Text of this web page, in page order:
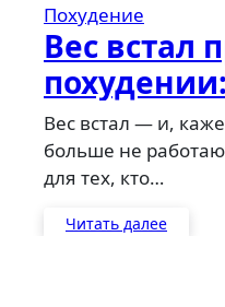
Похудение
Вес встал
что делать
Вес встал — и, кажется, никакие усилия
больше не
для тех, кто…
Читать далее